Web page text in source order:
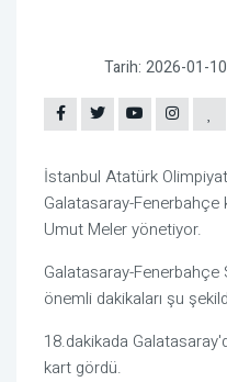
Tarih: 2026-01-
İstanbul Atatürk
Galatasaray-Fenerbahçe
Umut Meler yönetiyor.
Galatasaray-Fenerbahçe
önemli dakikaları şu
18.dakikada
kart gördü.